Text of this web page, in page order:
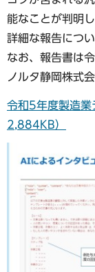
能なことが判明し
詳細な報告につ
なお、報告書は
ノルタ静岡株式
令和5年度製造業
2,884KB）